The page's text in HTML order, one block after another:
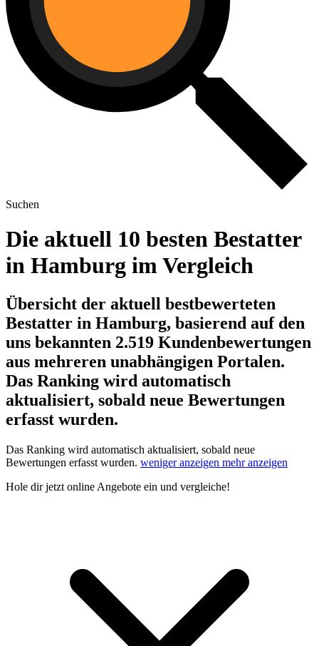
Suchen
Die aktuell 10 besten Bestatter
in Hamburg im Vergleich
Übersicht der aktuell bestbewerteten
Bestatter in Hamburg, basierend auf den
uns bekannten 2.519 Kundenbewertungen
aus mehreren unabhängigen Portalen.
Das Ranking wird automatisch
aktualisiert, sobald neue Bewertungen
erfasst wurden.
Das Ranking wird automatisch aktualisiert, sobald neue
Bewertungen erfasst wurden. weniger anzeigen mehr anzeigen
Hole dirjetzt online Angebote ein und vergleiche!